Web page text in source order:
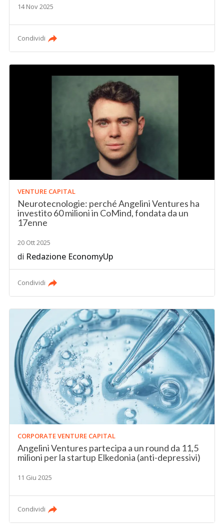
14 Nov 2025
Condividi
VENTURE CAPITAL
Neurotecnologie: perché Angelini Ventures ha
investito 60 milioni in CoMind, fondata da un
17enne
20 Ott 2025
di Redazione EconomyUp
Condividi
CORPORATE VENTURE CAPITAL
Angelini Ventures partecipa a un round da 11,5
milioni per la startup Elkedonia (anti-depressivi)
11 Giu 2025
Condividi